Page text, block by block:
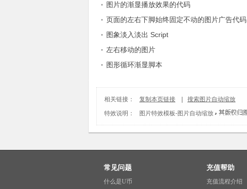
图片的渐显播放效果的代码
页面的左右下脚始终固定不动的图片广告代码
图象淡入淡出 Script
左右移动的图片
图形循环渐显脚本
相关链接： 复制本页链接
搜索图片自动缩放
特效说明：
图片特效模板-图片自动缩放
常见问题
什么是U币
充值帮助
充值流程介绍